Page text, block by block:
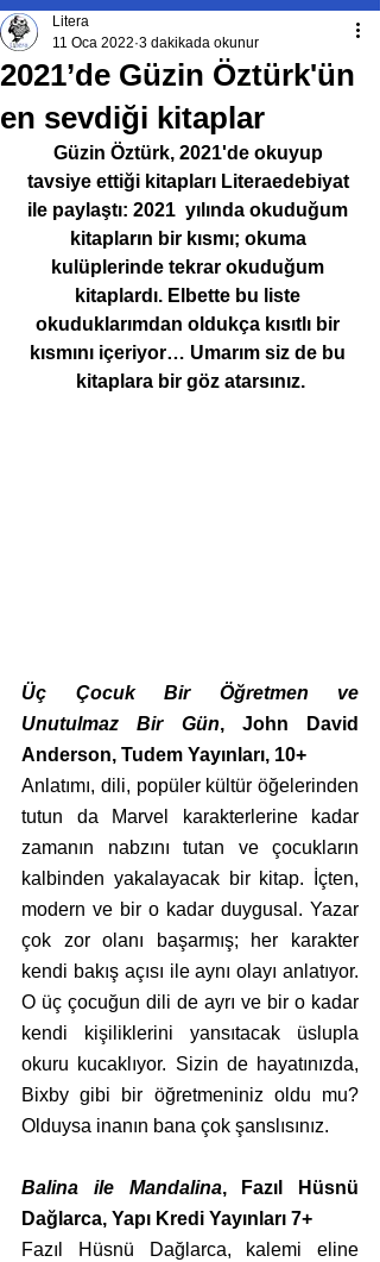
2021’de Güzin Öztürk'ün
en sevdiği kitaplar
Litera
11 Oca 2022 3 dakikada okunur
Güzin Öztürk, 2021'de okuyup
tavsiye ettiği kitapları Literaedebiyat
ile paylaştı: 2021  yılında okuduğum
kitapların bir kısmı; okuma
kulüplerinde tekrar okuduğum
kitaplardı. Elbette bu liste
okuduklarımdan oldukça kısıtlı bir
kısmını içeriyor… Umarım siz de bu
kitaplara bir göz atarsınız.
Üç Çocuk Bir Öğretmen ve
Unutulmaz Bir Gün, John David
Anderson, Tudem Yayınları, 10+
Anlatımı, dili, popüler kültür öğelerinden
tutun da Marvel karakterlerine kadar
zamanın nabzını tutan ve çocukların
kalbinden yakalayacak bir kitap. İçten,
modern ve bir o kadar duygusal. Yazar
çok zor olanı başarmış; her karakter
kendi bakış açısı ile aynı olayı anlatıyor.
O üç çocuğun dili de ayrı ve bir o kadar
kendi kişiliklerini yansıtacak üslupla
okuru kucaklıyor. Sizin de hayatınızda,
Bixby gibi bir öğretmeniniz oldu mu?
Olduysa inanın bana çok şanslısınız.
Balina ile Mandalina, Fazıl Hüsnü
Dağlarca, Yapı Kredi Yayınları 7+
Fazıl Hüsnü Dağlarca, kalemi eline